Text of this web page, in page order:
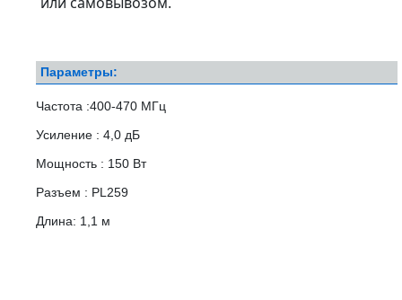
Параметры:
Частота :400-470 МГц
Усиление : 4,0 дБ
Мощность : 150 Вт
Разъем : PL259
Длина: 1,1 м